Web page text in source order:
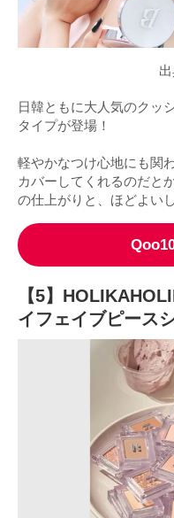
出
日韓ともに大人気のクッ
タイプが登場！
軽やかなつけ心地にも関
カバーしてくれるのだと
の仕上がりと、ほどよい
【5】
イフェイブピース